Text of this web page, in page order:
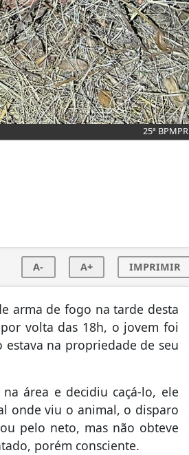
25ª BPMPR
A- A+ IMPRIMIR
arma de fogo na tarde desta
volta das 18h, o jovem foi
na propriedade de seu
área e decidiu caçá-lo, ele
onde viu o animal, o disparo
pelo neto, mas não obteve
porém consciente.